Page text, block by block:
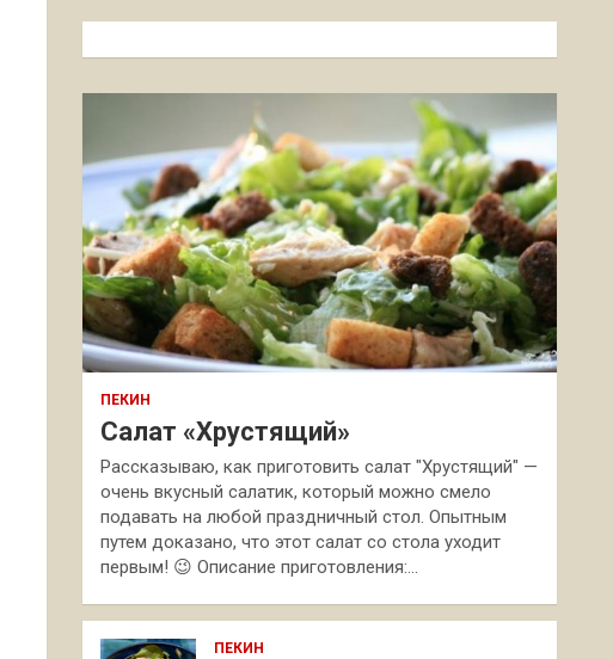
к
ПЕКИН
Салат «Хрустящий»
Рассказываю, как приготовить салат "Хрустящий" —
очень вкусный салатик, который можно смело
подавать на любой праздничный стол. Опытным
путем доказано, что этот салат со стола уходит
первым! 😉 Описание приготовления:…
ПЕКИН